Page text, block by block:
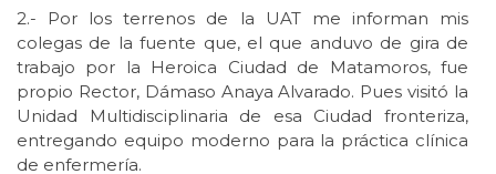
2.- Por los terrenos de la UAT me informan mis
colegas de la fuente que, el que anduvo de gira de
trabajo por la Heroica Ciudad de Matamoros, fue
propio Rector, Dámaso Anaya Alvarado. Pues visitó la
Unidad Multidisciplinaria de esa Ciudad fronteriza,
entregando equipo moderno para la práctica clínica
de enfermería.